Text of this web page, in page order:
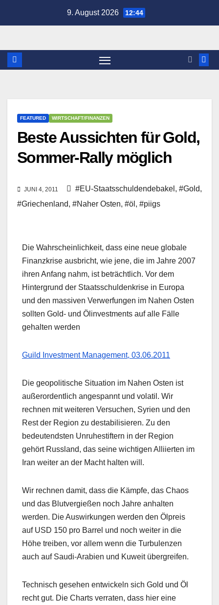
9. August 2026 12:44
FEATURED WIRTSCHAFT/FINANZEN
Beste Aussichten für Gold,
Sommer-Rally möglich
JUNI 4, 2011 #EU-Staatsschuldendebakel , #Gold,
#Griechenland, #Naher Osten, #öl , #piigs
Die Wahrscheinlichkeit, dass eine neue globale
Finanzkrise ausbricht, wie jene, die im Jahre 2007
ihren Anfang nahm, ist beträchtlich. Vor dem
Hintergrund der Staatsschuldenkrise in Europa
und den massiven Verwerfungen im Nahen Osten
sollten Gold- und Ölinvestments auf alle Fälle
gehalten werden
Guild Investment Management, 03.06.2011
Die geopolitische Situation im Nahen Osten ist
außerordentlich angespannt und volatil. Wir
rechnen mit weiteren Versuchen, Syrien und den
Rest der Region zu destabilisieren. Zu den
bedeutendsten Unruhestiftern in der Region
gehört Russland, das seine wichtigen Alliierten im
Iran weiter an der Macht halten will.
Wir rechnen damit, dass die Kämpfe, das Chaos
und das Blutvergießen noch Jahre anhalten
werden. Die Auswirkungen werden den Ölpreis
auf USD 150 pro Barrel und noch weiter in die
Höhe treiben, vor allem wenn die Turbulenzen
auch auf Saudi-Arabien und Kuweit übergreifen.
Technisch gesehen entwickeln sich Gold und Öl
recht gut. Die Charts verraten, dass hier eine